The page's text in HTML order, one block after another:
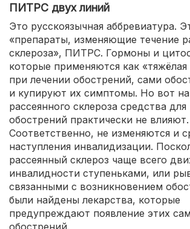
ПИТРС двух линий
Это русскоязычная аббревиатура.
«препараты, изменяющие течение
склероза», ПИТРС. Гормоны и
которые применяются как «тяжёлая
при лечении обострений, сами
и купируют их симптомы. Но вот
рассеянного склероза средства
обострений практически не влияют.
Соответственно, не изменяются и
наступления инвалидизации.
рассеянный склероз чаще всего
инвалидности ступеньками, или
связанными с возникновением
были найдены лекарства, которые
предупреждают появление этих
обострений.